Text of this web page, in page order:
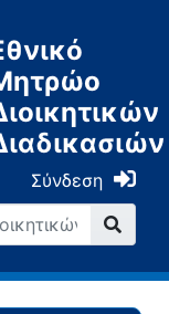
Σύνδεση